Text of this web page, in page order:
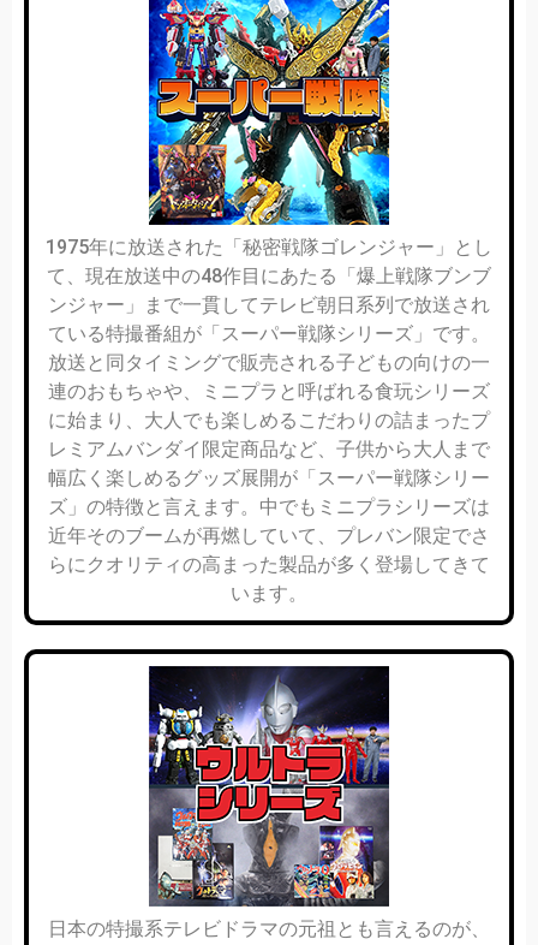
1975年に放送された「秘密戦隊ゴレンジャー」とし
て、現在放送中の48作目にあたる「爆上戦隊ブンブ
ンジャー」まで一貫してテレビ朝日系列で放送され
ている特撮番組が「スーパー戦隊シリーズ」です。
放送と同タイミングで販売される子どもの向けの一
連のおもちゃや、ミニプラと呼ばれる食玩シリーズ
に始まり、大人でも楽しめるこだわりの詰まったプ
レミアムバンダイ限定商品など、子供から大人まで
幅広く楽しめるグッズ展開が「スーパー戦隊シリー
ズ」の特徴と言えます。中でもミニプラシリーズは
近年そのブームが再燃していて、プレバン限定でさ
らにクオリティの高まった製品が多く登場してきて
います。
日本の特撮系テレビドラマの元祖とも言えるのが、